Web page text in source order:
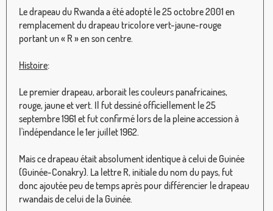
Le drapeau du Rwanda a été adopté le 25 octobre 2001 en
remplacement du drapeau tricolore vert-jaune-rouge
portant un « R » en son centre.
Histoire:
Le premier drapeau, arborait les couleurs panafricaines,
rouge, jaune et vert. Il fut dessiné officiellement le 25
septembre 1961 et fut confirmé lors de la pleine accession à
l'indépendance le 1er juillet 1962.
Mais ce drapeau était absolument identique à celui de Guinée
(Guinée-Conakry). La lettre R, initiale du nom du pays, fut
donc ajoutée peu de temps après pour différencier le drapeau
rwandais de celui de la Guinée.